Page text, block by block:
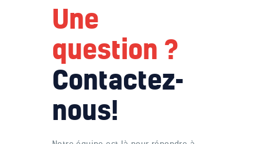
Une
question ?
Contactez-
nous!